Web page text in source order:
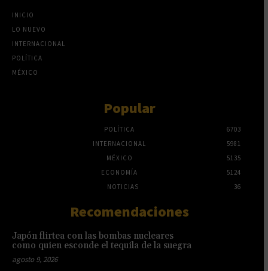
INICIO
LO NUEVO
INTERNACIONAL
POLÍTICA
MÉXICO
Popular
POLÍTICA
6703
INTERNACIONAL
5981
MÉXICO
5135
ECONOMÍA
5124
NOTICIAS
36
Recomendaciones
Japón flirtea con las bombas nucleares
como quien esconde el tequila de la suegra
agosto 9, 2026